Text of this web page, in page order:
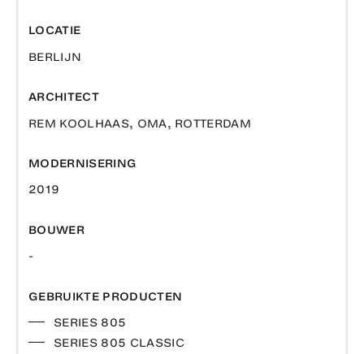
LOCATIE
BERLIJN
ARCHITECT
REM KOOLHAAS, OMA, ROTTERDAM
MODERNISERING
2019
BOUWER
-
GEBRUIKTE PRODUCTEN
SERIES 805
SERIES 805 CLASSIC